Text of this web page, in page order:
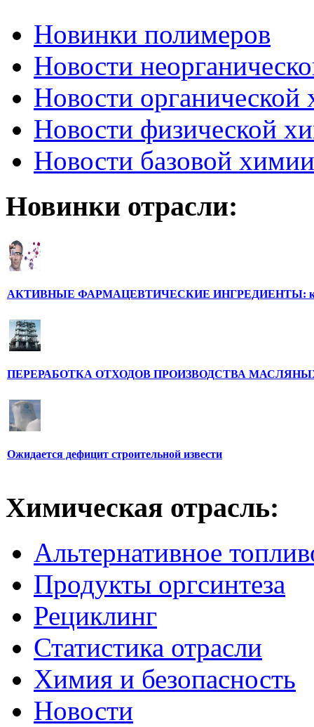
Новинки полимеров
Новости
Новости органической
Новости физической
Новости базовой химии
Новинки отрасли:
АКТИВНЫЕ ФАРМАЦЕВТИЧЕСКИЕ ИНГРЕДИЕНТЫ:
ПЕРЕРАБОТКА ОТХОДОВ ПРОИЗВОДСТВА
Ожидается дефицит строительной извести
Химическая отрасль:
Альтернативное
Продукты оргсинтеза
Рециклинг
Статистика отрасли
Химия и безопасность
Новости